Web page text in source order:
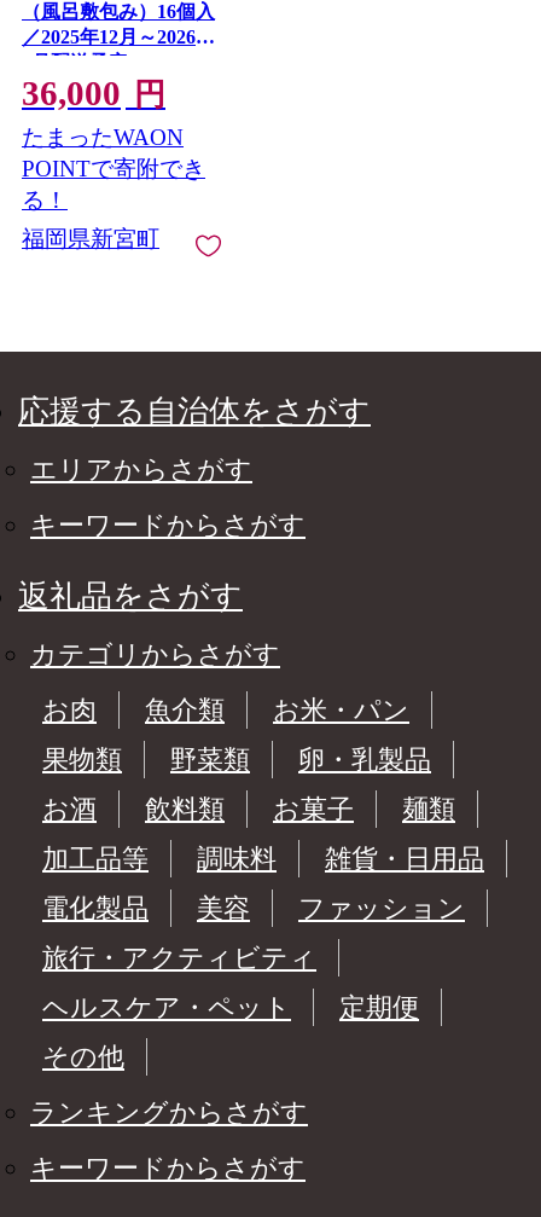
（風呂敷包み）16個入
／2025年12月～2026年
2月配送予定
36,000 円
たまったWAON
POINTで寄附でき
る！
福岡県新宮町
応援する自治体をさがす
エリアからさがす
キーワードからさがす
返礼品をさがす
カテゴリからさがす
お肉
魚介類
お米・パン
果物類
野菜類
卵・乳製品
お酒
飲料類 お菓子
麺類
加工品等
調味料
雑貨・日用品
電化製品
美容
ファッション
旅行・アクティビティ
ヘルスケア・ペット
定期便
その他
ランキングからさがす
キーワードからさがす